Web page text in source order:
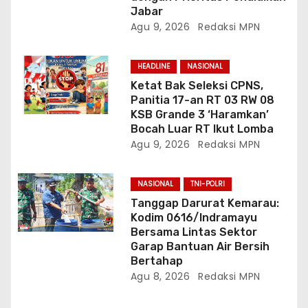
Jabar
Agu 9, 2026 Redaksi MPN
HEADLINE NASIONAL
Ketat Bak Seleksi CPNS,
Panitia 17-an RT 03 RW 08
KSB Grande 3 ‘Haramkan’
Bocah Luar RT Ikut Lomba
Agu 9, 2026 Redaksi MPN
NASIONAL TNI-POLRI
Tanggap Darurat Kemarau:
Kodim 0616/Indramayu
Bersama Lintas Sektor
Garap Bantuan Air Bersih
Bertahap
Agu 8, 2026 Redaksi MPN